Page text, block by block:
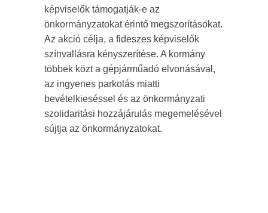
képviselők támogatják-e az
önkormányzatokat érintő megszorításokat.
Az akció célja, a fideszes képviselők
színvallásra kényszerítése. A kormány
többek közt a gépjárműadó elvonásával,
az ingyenes parkolás miatti
bevételkieséssel és az önkormányzati
szolidaritási hozzájárulás megemelésével
sújtja az önkormányzatokat.